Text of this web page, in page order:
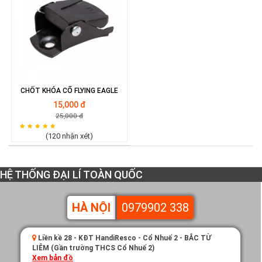
CHỐT KHÓA CỔ FLYING EAGLE
15,000 đ
25,000 đ
(120 nhận xét)
HỆ THỐNG ĐẠI LÍ TOÀN QUỐC
HÀ NỘI 0979902 338
Liền kề 28 - KĐT HandiResco - Cổ Nhuế 2 - BẮC TỪ
LIÊM (Gần trường THCS Cổ Nhuế 2)
Xem bản đồ